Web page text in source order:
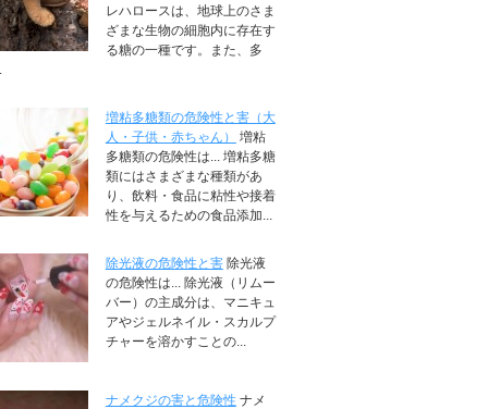
レハロースは、地球上のさま
ざまな生物の細胞内に存在す
る糖の一種です。また、多
増粘多糖類の危険性と害（大
人・子供・赤ちゃん）
増粘
多糖類の危険性は... 増粘多糖
類にはさまざまな種類があ
り、飲料・食品に粘性や接着
性を与えるための食品添加...
除光液の危険性と害 除光液
の危険性は... 除光液（リムー
バー）の主成分は、マニキュ
アやジェルネイル・スカルプ
チャーを溶かすことの...
ナメクジの害と危険性 ナメ